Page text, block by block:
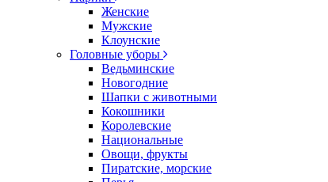
Женские
Мужские
Клоунские
Головные уборы
Ведьминские
Новогодние
Шапки с животными
Кокошники
Королевские
Национальные
Овощи, фрукты
Пиратские, морские